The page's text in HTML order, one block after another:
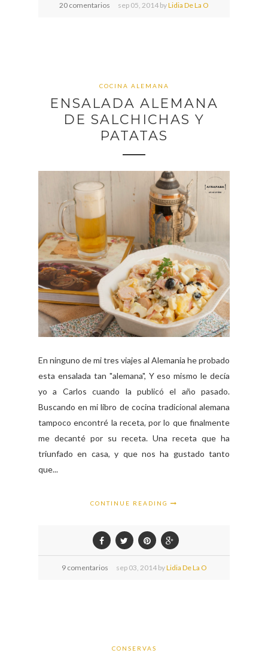
20 comentarios sep 05, 2014 byLidia De La O
COCINA ALEMANA
ENSALADA ALEMANA
DE SALCHICHAS Y
PATATAS
En ninguno de mi tres viajes al Alemania he probado
esta ensalada tan "alemana", Y eso mismo le decía
yo a Carlos cuando la publicó el año pasado.
Buscando en mi libro de cocina tradicional alemana
tampoco encontré la receta, por lo que finalmente
me decanté por su receta. Una receta que ha
triunfado en casa, y que nos ha gustado tanto
que...
CONTINUE READING
9 comentarios sep 03, 2014 byLidia De La O
CONSERVAS